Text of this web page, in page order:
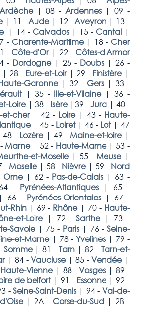
Ardèche |08 - Ardennes | 09 -
| 11 -Aude | 12 -Aveyron | 13 -
| 14 - Calvados | 15 - Cantal |
- Charente-Maritime | 18 - Cher
- Côte-d'Or | 22 - Côtes-d'Armor
- Dordogne | 25 - Doubs | 26 -
|28 - Eure-et-Loir |29 - Finistère |
Garonne | 32 - Gers | 33 -
| 35 - Ille-et-Vilaine | 36 -
Loire | 38 - Isère | 39 -Jura | 40 -
et-cher | 42 - Loire | 43 - Haute-
|45 - Loiret |46 - Lot | 47
48 - Lozère | 49 - Maine-et-loire |
Marne | 52 - Haute-Marne |53 -
et-Moselle |55 - Meuse |
- Moselle | 58 - Nièvre |59 - Nord
Orne | 62 - Pas-de-Calais | 63 -
64 - Pyrénées-Atlantiques |
65 -
| 66 - Pyrénées-Orientales | 67 -
Rhin | 69 - Rhône | 70 - Haute-
et-Loire | 72 -Sarthe | 73 -
Savoie | 75 - Paris | 76 - Seine-
et-Marne | 78 - Yvelines | 79 -
Somme | 81 - Tarn | 82 - Tarn-et-
|84 -Vaucluse |85 -Vendée |
Haute-Vienne | 88 -Vosges | 89 -
de belfort | 91 - Essonne | 92 -
-Seine-Saint-Denis | 94 - Val-de-
|2A - Corse-du-Sud | 2B -